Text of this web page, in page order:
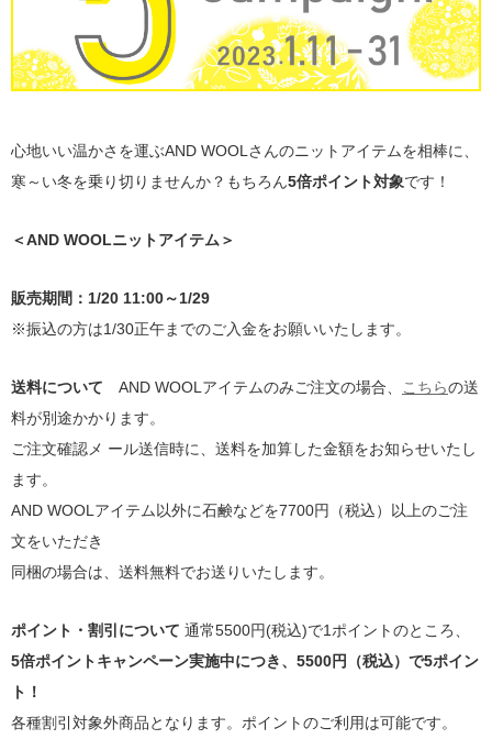
心地いい温かさを運ぶAND WOOLさんのニットアイテムを相棒に、
寒～い冬を乗り切りませんか？もちろん5倍ポイント対象です！
＜AND WOOLニットアイテム＞
販売期間：1/20 11:00～1/29
※振込の方は1/30正午までのご入金をお願いいたします。
送料について AND WOOLアイテムのみご注文の場合、 こちらの送
料が別途かかります。
ご注文確認メ ール送信時に、送料を加算した金額をお知らせいたし
ます。
AND WOOLアイテム以外に石鹸などを7700円（税込）以上のご注
文をいただき
同梱の場合は、送料無料でお送りいたします。
ポイント・割引について 通常5500円(税込)で1ポイントのところ、
5倍ポイントキャンペーン実施中につき、5500円（税込）で5ポイン
ト！
各種割引対象外商品となります。ポイントのご利用は可能です。